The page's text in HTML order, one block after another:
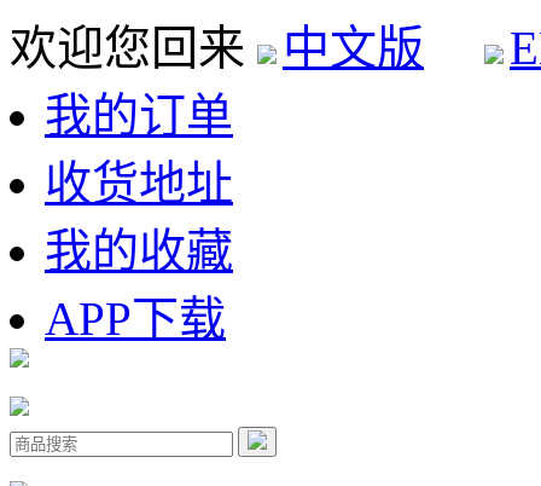
欢迎您回来 中文版
我的订单
收货地址
我的收藏
APP下载